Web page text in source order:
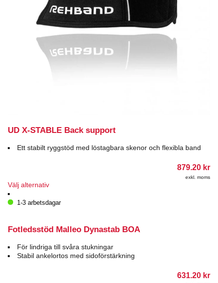
UD X-STABLE Back support
Ett stabilt ryggstöd med löstagbara skenor och flexibla band
879.20 kr
exkl. moms
Välj alternativDen
produkten
varianter.
olika
alternativen
1-3 arbetsdagar
Fotledsstöd Malleo Dynastab BOA
För lindriga till svåra stukningar
Stabil ankelortos med sidoförstärkning
631.20 kr